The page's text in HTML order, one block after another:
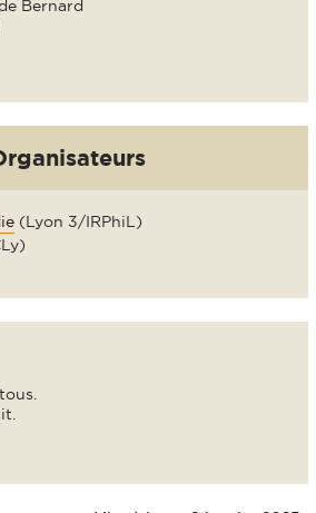
Bernard
(Lyon 3/IRPhiL)